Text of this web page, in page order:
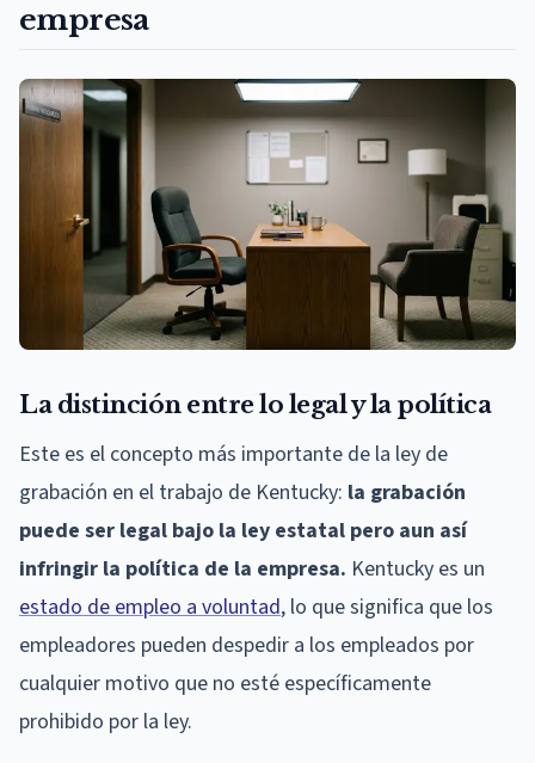
empresa
La distinción entre lo legal y la política
Este es el concepto más importante de la ley de
grabación en el trabajo de Kentucky: la grabación
puede ser legal bajo la ley estatal pero aun así
infringir la política de la empresa. Kentucky es un
estado de empleo a voluntad, lo que significa que los
empleadores pueden despedir a los empleados por
cualquier motivo que no esté específicamente
prohibido por la ley.